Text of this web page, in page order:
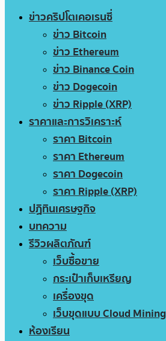
ข่าวคริปโตเคอเรนซี่
ข่าว Bitcoin
ข่าว Ethereum
ข่าว Binance Coin
ข่าว Dogecoin
ข่าว Ripple (XRP)
ราคาและการวิเคราะห์
ราคา Bitcoin
ราคา Ethereum
ราคา Dogecoin
ราคา Ripple (XRP)
ปฏิทินเศรษฐกิจ
บทความ
รีวิวผลิตภัณฑ์
เว็บซื้อขาย
กระเป๋าเก็บเหรียญ
เครื่องขุด
เว็บขุดแบบ Cloud Mining
ห้องเรียน